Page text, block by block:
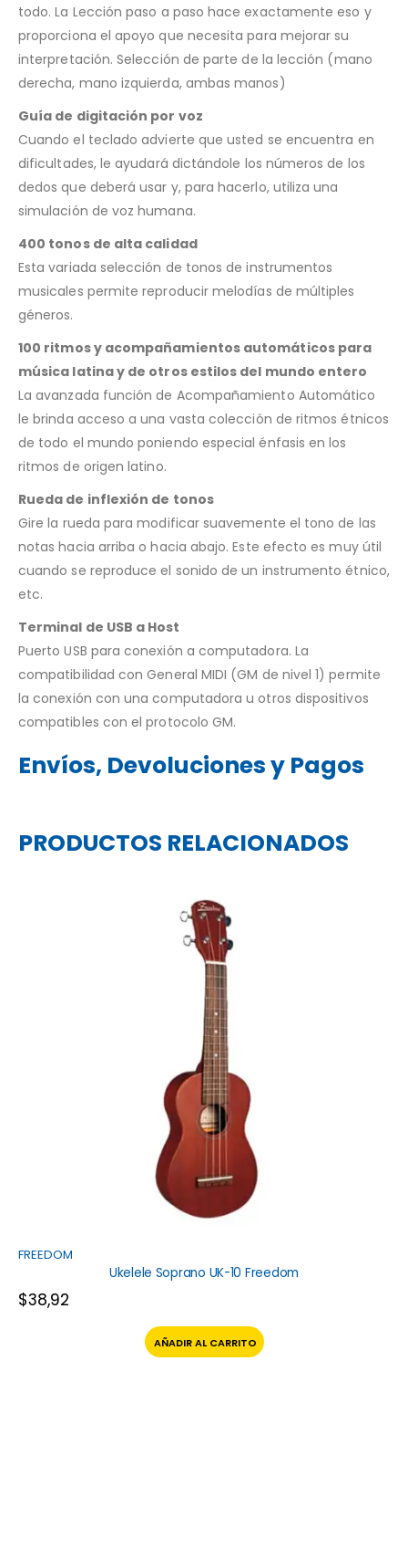
todo. La Lección paso a paso hace exactamente eso y
proporciona el apoyo que necesita para mejorar su
interpretación. Selección de parte de la lección (mano
derecha, mano izquierda, ambas manos)
Guía de digitación por voz
Cuando el teclado advierte que usted se encuentra en
dificultades, le ayudará dictándole los números de los
dedos que deberá usar y, para hacerlo, utiliza una
simulación de voz humana.
400 tonos de alta calidad
Esta variada selección de tonos de instrumentos
musicales permite reproducir melodías de múltiples
géneros.
100 ritmos y acompañamientos automáticos para
música latina y de otros estilos del mundo entero
La avanzada función de Acompañamiento Automático
le brinda acceso a una vasta colección de ritmos étnicos
de todo el mundo poniendo especial énfasis en los
ritmos de origen latino.
Rueda de inflexión de tonos
Gire la rueda para modificar suavemente el tono de las
notas hacia arriba o hacia abajo. Este efecto es muy útil
cuando se reproduce el sonido de un instrumento étnico,
etc.
Terminal de USB a Host
Puerto USB para conexión a computadora. La
compatibilidad con General MIDI (GM de nivel 1) permite
la conexión con una computadora u otros dispositivos
compatibles con el protocolo GM.
Envíos, Devoluciones y Pagos
PRODUCTOS RELACIONADOS
FREEDOM
Ukelele Soprano UK-10 Freedom
$38,92
AÑADIR AL CARRITO